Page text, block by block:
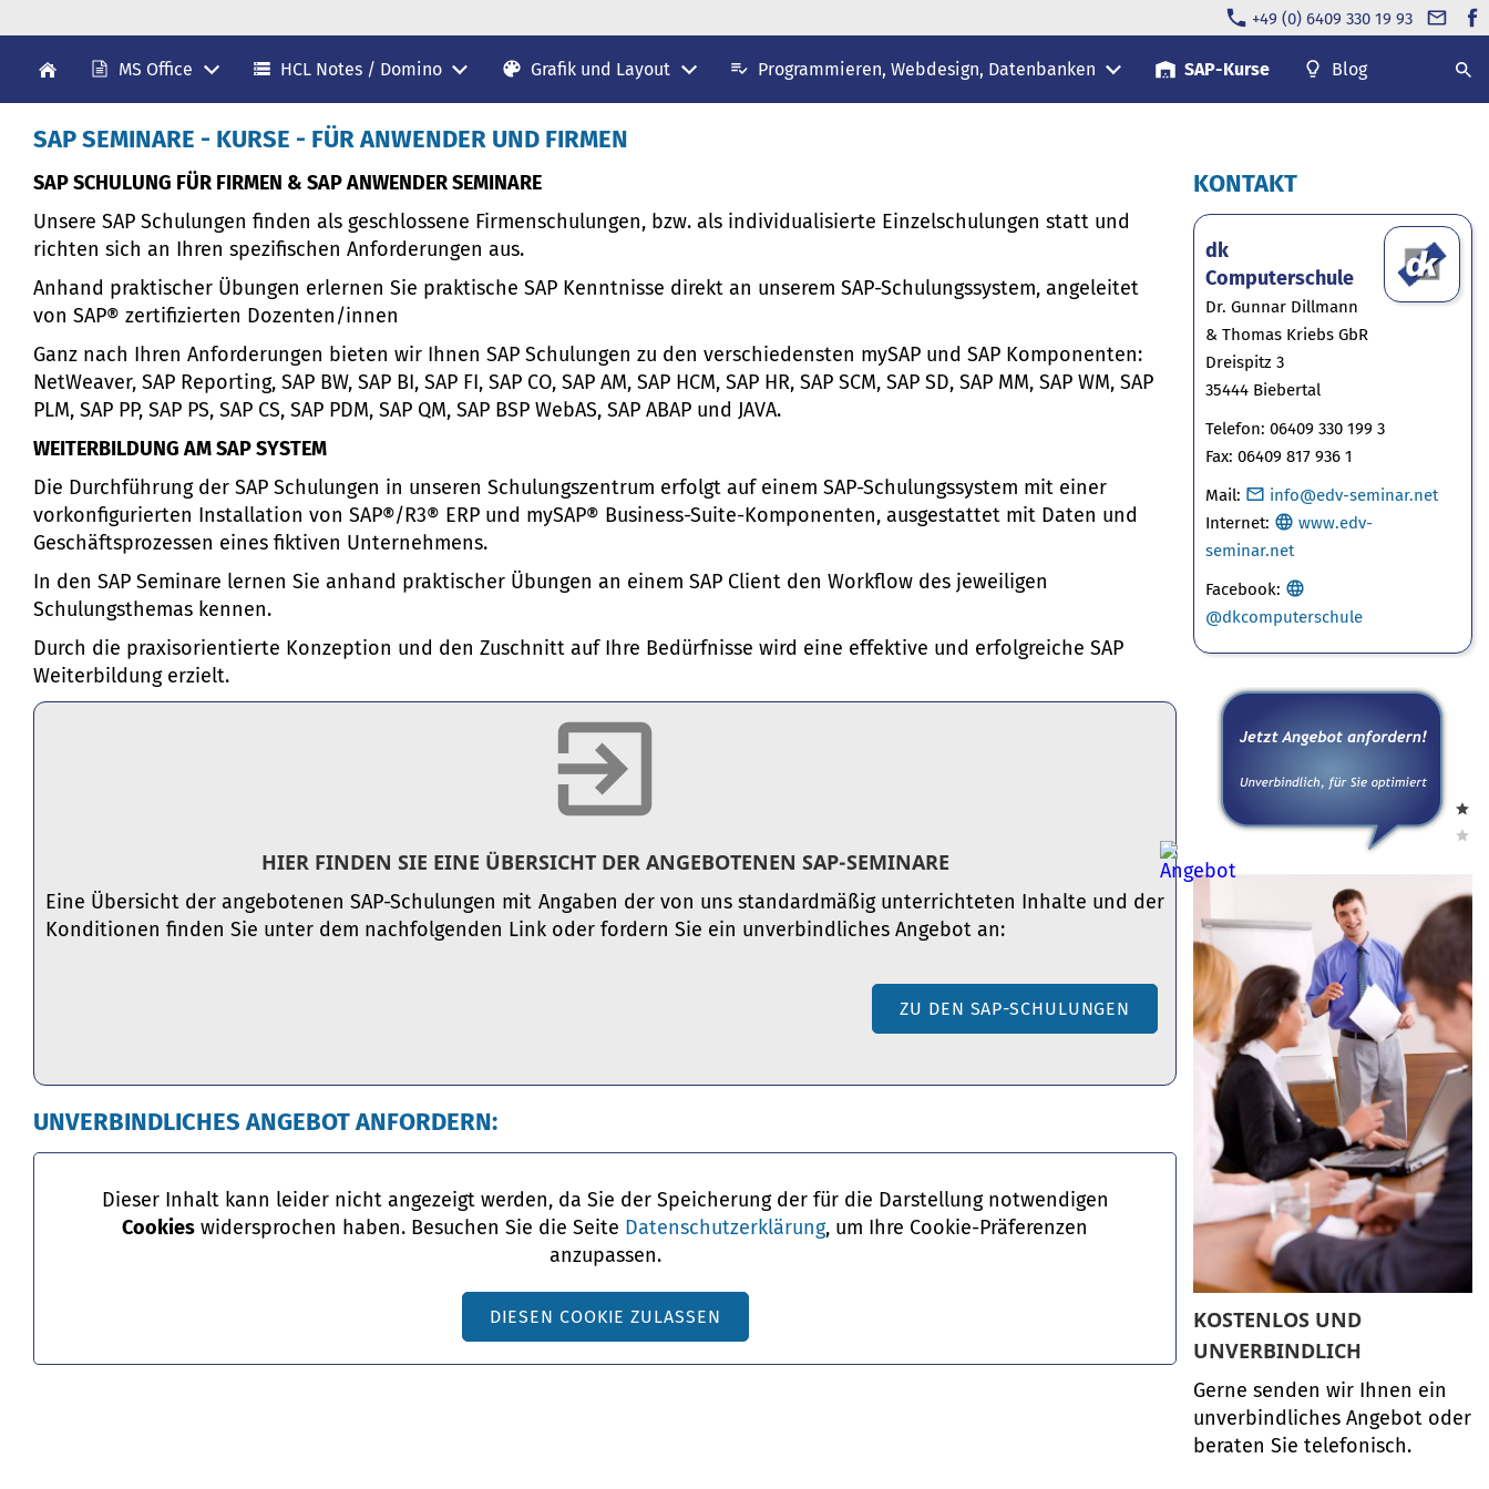
+49 (0) 6409 330 19 93
MS Office HCL Notes / Domino Grafik und Layout Programmieren, Webdesign, Datenbanken SAP-Kurse Blog
SAP SEMINARE - KURSE - FÜR ANWENDER UND FIRMEN
SAP SCHULUNG FÜR FIRMEN & SAP ANWENDER SEMINARE
Unsere SAP Schulungen finden als geschlossene Firmenschulungen, bzw. als individualisierte Einzelschulungen statt und
richten sich an Ihren spezifischen Anforderungen aus.
Anhand praktischer Übungen erlernen Sie praktische SAP Kenntnisse direkt an unserem SAP-Schulungssystem, angeleitet
von SAP® zertifizierten Dozenten/innen
Ganz nach Ihren Anforderungen bieten wir Ihnen SAP Schulungen zu den verschiedensten mySAP und SAP Komponenten:
NetWeaver, SAP Reporting, SAP BW, SAP BI, SAP FI, SAP CO, SAP AM, SAP HCM, SAP HR, SAP SCM, SAP SD, SAP MM, SAP WM, SAP
PLM, SAP PP, SAP PS, SAP CS, SAP PDM, SAP QM, SAP BSP WebAS, SAP ABAP und JAVA.
WEITERBILDUNG AM SAP SYSTEM
Die Durchführung der SAP Schulungen in unseren Schulungszentrum erfolgt auf einem SAP-Schulungssystem mit einer
vorkonfigurierten Installation von SAP®/R3® ERP und mySAP® Business-Suite-Komponenten, ausgestattet mit Daten und
Geschäftsprozessen eines fiktiven Unternehmens.
In den SAP Seminare lernen Sie anhand praktischer Übungen an einem SAP Client den Workflow des jeweiligen
Schulungsthemas kennen.
Durch die praxisorientierte Konzeption und den Zuschnitt auf Ihre Bedürfnisse wird eine effektive und erfolgreiche SAP
Weiterbildung erzielt.
HIER FINDEN SIE EINE ÜBERSICHT DER ANGEBOTENEN SAP-SEMINARE
Eine Übersicht der angebotenen SAP-Schulungen mit Angaben der von uns standardmäßig unterrichteten Inhalte und der
Konditionen finden Sie unter dem nachfolgenden Link oder fordern Sie ein unverbindliches Angebot an:
ZU DEN SAP-SCHULUNGEN
UNVERBINDLICHES ANGEBOT ANFORDERN:
Dieser Inhalt kann leider nicht angezeigt werden, da Sie der Speicherung der für die Darstellung notwendigen
Cookies widersprochen haben. Besuchen Sie die Seite Datenschutzerklärung, um Ihre Cookie-Präferenzen
anzupassen.
DIESEN COOKIE ZULASSEN
KONTAKT
dk
Computerschule
Dr. Gunnar Dillmann
& Thomas Kriebs GbR
Dreispitz 3
35444 Biebertal
Telefon: 06409 330 199 3
Fax: 06409 817 936 1
Mail:
info@edv-seminar.net
Internet:
www.edv-
seminar.net
Facebook:
@dkcomputerschule
KOSTENLOS UND
UNVERBINDLICH
Gerne senden wir Ihnen ein
unverbindliches Angebot oder
beraten Sie telefonisch.